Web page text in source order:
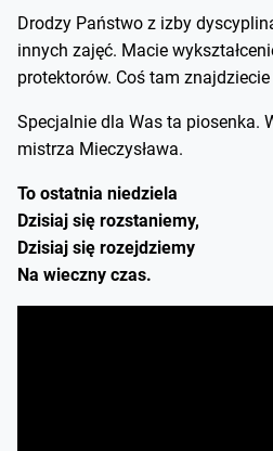
Drodzy Państwo z izby
innych zajęć. Macie
protektorów. Coś tam
Specjalnie dla Was ta piosenka.
mistrza Mieczysława.
To ostatnia niedziela
Dzisiaj się rozstaniemy,
Dzisiaj się rozejdziemy
Na wieczny czas.